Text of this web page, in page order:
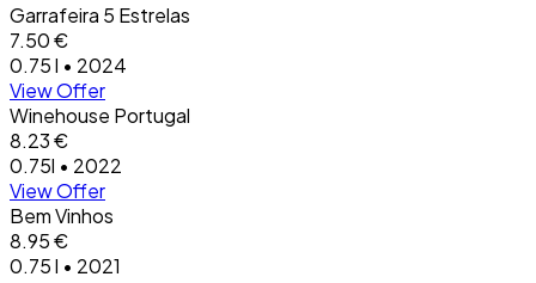
Garrafeira 5 Estrelas
7.50 €
0.75 l • 2024
View Offer
Winehouse Portugal
8.23 €
0.75l • 2022
View Offer
Bem Vinhos
8.95 €
0.75 l • 2021